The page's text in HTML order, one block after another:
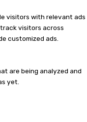
visitors with relevant ads
visitors across
customized ads.
are being analyzed and
yet.